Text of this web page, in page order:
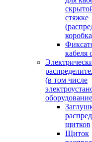
стяжке
кабеля
(в том числе
щитков
Щиток